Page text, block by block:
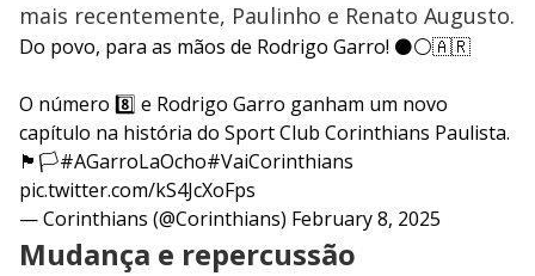
mais recentemente, Paulinho e Renato Augusto.
Do povo, para as mãos de Rodrigo Garro! ⚫⚪🇦🇷
O número 8️⃣ e Rodrigo Garro ganham um novo
capítulo na história do Sport Club Corinthians Paulista.
🏴🏳️#AGarroLaOcho#VaiCorinthians
pic.twitter.com/kS4JcXoFps
— Corinthians (@Corinthians) February 8, 2025
Mudança e repercussão